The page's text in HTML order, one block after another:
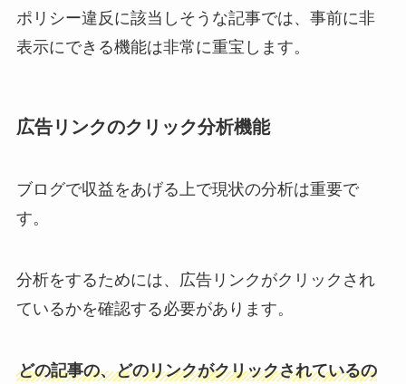
ポリシー違反に該当しそうな記事では、事前に非
表示にできる機能は非常に重宝します。
広告リンクのクリック分析機能
ブログで収益をあげる上で現状の分析は重要で
す。
分析をするためには、広告リンクがクリックされ
ているかを確認する必要があります。
どの記事の、どのリンクがクリックされているの